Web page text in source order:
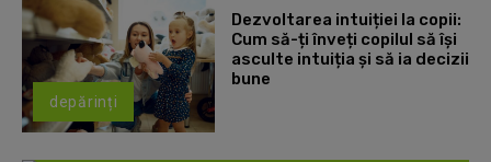
depărinți
Dezvoltarea intuiției la copii:
Cum să-ți înveți copilul să își
asculte intuiția și să ia decizii
bune